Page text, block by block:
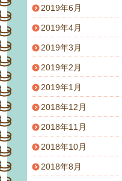
2019年6月
2019年4月
2019年3月
2019年2月
2019年1月
2018年12月
2018年11月
2018年10月
2018年8月